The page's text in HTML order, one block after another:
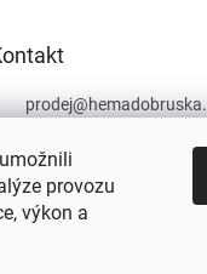
provozu
výkon a
prodej@hemadobruska.
494 623 129